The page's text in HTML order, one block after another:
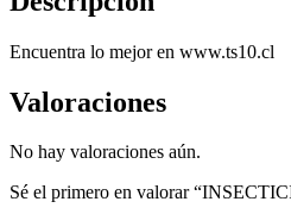
Encuentra lo mejor en www.ts10.cl
Valoraciones
No hay valoraciones aún.
Sé el primero en valorar